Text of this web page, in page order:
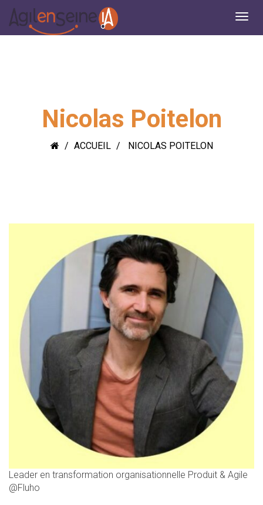
Nicolas Poitelon
ACCUEIL NICOLAS POITELON
Leader en transformation organisationnelle Produit & Agile
@Fluho